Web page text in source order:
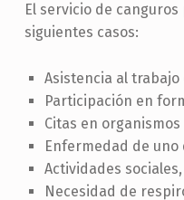
El servicio de
siguientes casos:
Asistencia al
Participación en
Citas en
Enfermedad de
Actividades
Necesidad de